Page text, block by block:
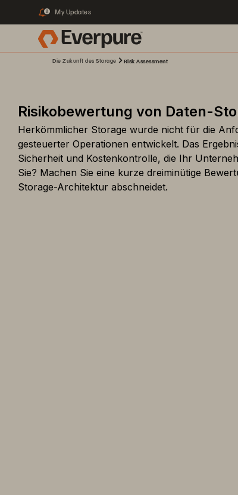
2 My Updates
Die Zukunft des Storage Risk Assessment